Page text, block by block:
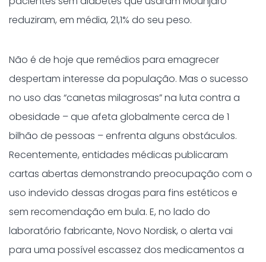
reduziram, em média, 21,1% do seu peso.
Não é de hoje que remédios para emagrecer
despertam interesse da população. Mas o sucesso
no uso das “canetas milagrosas” na luta contra a
obesidade – que afeta globalmente cerca de 1
bilhão de pessoas – enfrenta alguns obstáculos.
Recentemente, entidades médicas publicaram
cartas abertas demonstrando preocupação com o
uso indevido dessas drogas para fins estéticos e
sem recomendação em bula. E, no lado do
laboratório fabricante, Novo Nordisk, o alerta vai
para uma possível escassez dos medicamentos a